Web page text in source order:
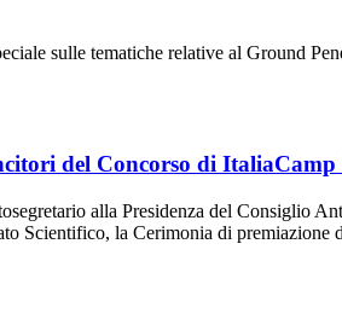
sulle tematiche relative al Ground
del Concorso di ItaliaCamp
alla Presidenza del Consiglio
Scientifico, la Cerimonia di premiazione